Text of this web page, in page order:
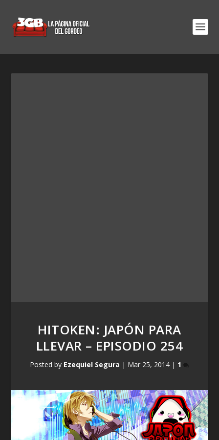
HITOKEN: JAPÓN PARA
LLEVAR – EPISODIO 254
Posted by Ezequiel Segura | Mar 25, 2014 | 1